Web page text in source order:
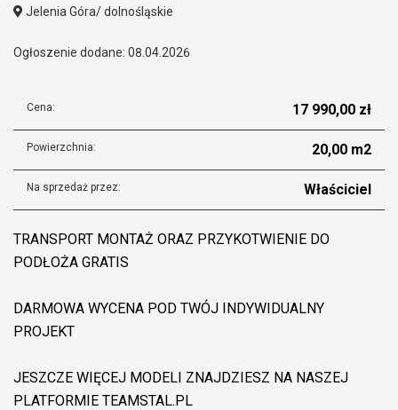
Jelenia Góra/ dolnośląskie
Ogłoszenie dodane: 08.04.2026
Cena: 17 990,00 zł
Powierzchnia: 20,00 m2
Na sprzedaż przez: Właściciel
TRANSPORT MONTAŻ ORAZ PRZYKOTWIENIE DO
PODŁOŻA GRATIS
DARMOWA WYCENA POD TWÓJ INDYWIDUALNY
PROJEKT
JESZCZE WIĘCEJ MODELI ZNAJDZIESZ NA NASZEJ
PLATFORMIE TEAMSTAL.PL